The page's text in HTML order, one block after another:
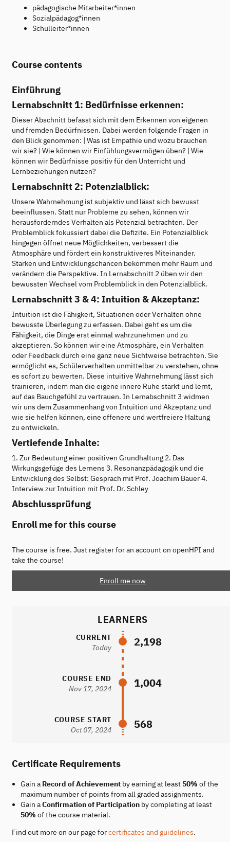
pädagogische Mitarbeiter*innen
Sozialpädagog*innen
Schulleiter*innen
Course contents
Einführung
Lernabschnitt 1: Bedürfnisse erkennen:
Dieser Abschnitt befasst sich mit dem Erkennen von eigenen
und fremden Bedürfnissen. Dabei werden folgende Fragen in
den Blick genommen: | Was ist Empathie und wozu brauchen
wir sie? | Wie können wir Einfühlungsvermögen üben? | Wie
können wir Bedürfnisse positiv für den Unterricht und
Lernbeziehungen nutzen?
Lernabschnitt 2: Potenzialblick:
Unsere Wahrnehmung ist subjektiv und lässt sich bewusst
beeinflussen. Statt nur Probleme zu sehen, können wir
herausforderndes Verhalten als Potenzial betrachten. Der
Problemblick fokussiert dabei die Defizite. Ein Potenzialblick
hingegen öffnet neue Möglichkeiten, verbessert die
Atmosphäre und fördert ein konstruktiveres Miteinander.
Stärken und Entwicklungschancen bekommen mehr Raum und
verändern die Perspektive. In Lernabschnitt 2 üben wir den
bewussten Wechsel vom Problemblick in den Potenzialblick.
Lernabschnitt 3 & 4: Intuition & Akzeptanz:
Intuition ist die Fähigkeit, Situationen oder Verhalten ohne
bewusste Überlegung zu erfassen. Dabei geht es um die
Fähigkeit, die Dinge erst einmal wahrzunehmen und zu
akzeptieren. So können wir eine Atmosphäre, ein Verhalten
oder Feedback durch eine ganz neue Sichtweise betrachten. Sie
ermöglicht es, Schülerverhalten unmittelbar zu verstehen, ohne
es sofort zu bewerten. Diese intuitive Wahrnehmung lässt sich
trainieren, indem man die eigene innere Ruhe stärkt und lernt,
auf das Bauchgefühl zu vertrauen. In Lernabschnitt 3 widmen
wir uns dem Zusammenhang von Intuition und Akzeptanz und
wie sie helfen können, eine offenere und wertfreiere Haltung
zu entwickeln.
Vertiefende Inhalte:
1. Zur Bedeutung einer positiven Grundhaltung 2. Das
Wirkungsgefüge des Lernens 3. Resonanzpädagogik und die
Entwicklung des Selbst: Gespräch mit Prof. Joachim Bauer 4.
Interview zur Intuition mit Prof. Dr. Schley
Abschlussprüfung
Enroll me for this course
The course is free. Just register for an account on openHPI and
take the course!
Enroll me now
LEARNERS
CURRENT
Today
2,198
COURSE END
Nov 17, 2024
1,004
COURSE START
Oct 07, 2024
568
Certificate Requirements
Gain a Record of Achievementby earning at least 50% of the
maximum number of points from all graded assignments.
Gain aConfirmation of Participationby completing at least
50% of the course material.
Find out more on our page forcertificates and guidelines.